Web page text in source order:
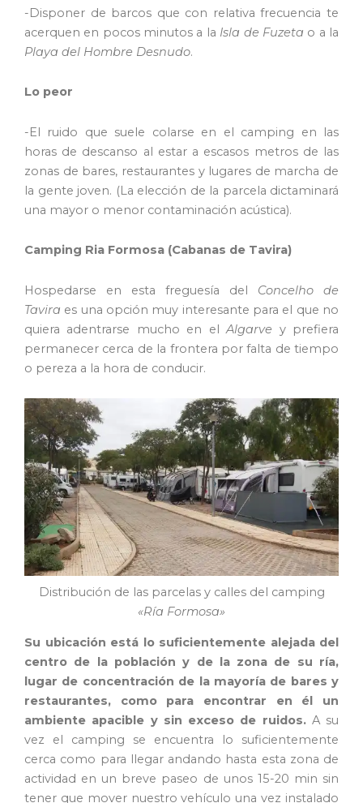
-Disponer de barcos que con relativa frecuencia te
acerquen en pocos minutos a la Isla de Fuzeta o a la
Playa del Hombre Desnudo.
Lo peor
-El ruido que suele colarse en el camping en las
horas de descanso al estar a escasos metros de las
zonas de bares, restaurantes y lugares de marcha de
la gente joven. (La elección de la parcela dictaminará
una mayor o menor contaminación acústica).
Camping Ria Formosa (Cabanas de Tavira)
Hospedarse en esta freguesía del Concelho de
Tavira es una opción muy interesante para el que no
quiera adentrarse mucho en elAlgarve y prefiera
permanecer cerca de la frontera por falta de tiempo
o pereza a la hora de conducir.
Distribución de las parcelas y calles del camping
«Ría Formosa»
Su ubicación está lo suficientemente alejada del
centro de la población y de la zona de su ría,
lugar de concentración de la mayoría de bares y
restaurantes, como para encontrar en él un
ambiente apacible y sin exceso de ruidos.A su
vez el camping se encuentra lo suficientemente
cerca como para llegar andando hasta esta zona de
actividad en un breve paseo de unos 15-20 min sin
tener que mover nuestro vehículo una vez instalado